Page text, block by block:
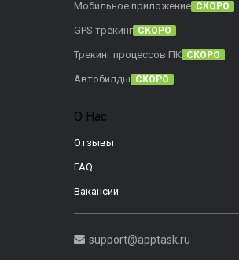
Мобильное приложение СКОРО
GPS трекинг СКОРО
Трекинг процессов ПК СКОРО
Автобилды СКОРО
О Нас
Отзывы
FAQ
Вакансии
support@apptask.ru